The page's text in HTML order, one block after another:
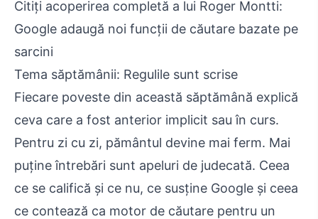
Citiți acoperirea completă a lui Roger Montti:
Google adaugă noi funcții de căutare bazate pe
sarcini
Tema săptămânii: Regulile sunt scrise
Fiecare poveste din această săptămână explică
ceva care a fost anterior implicit sau în curs.
Pentru zi cu zi, pământul devine mai ferm. Mai
puține întrebări sunt apeluri de judecată. Ceea
ce se califică și ce nu, ce susține Google și ceea
ce contează ca motor de căutare pentru un